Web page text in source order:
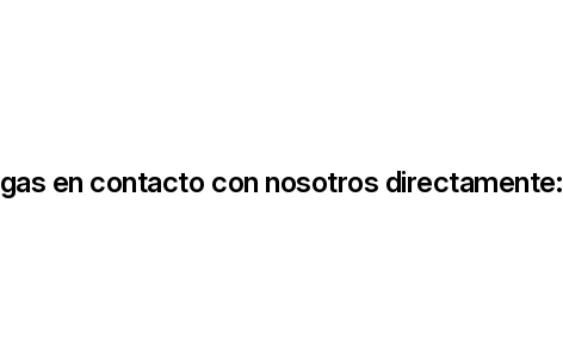
en contacto con nosotros directamente: